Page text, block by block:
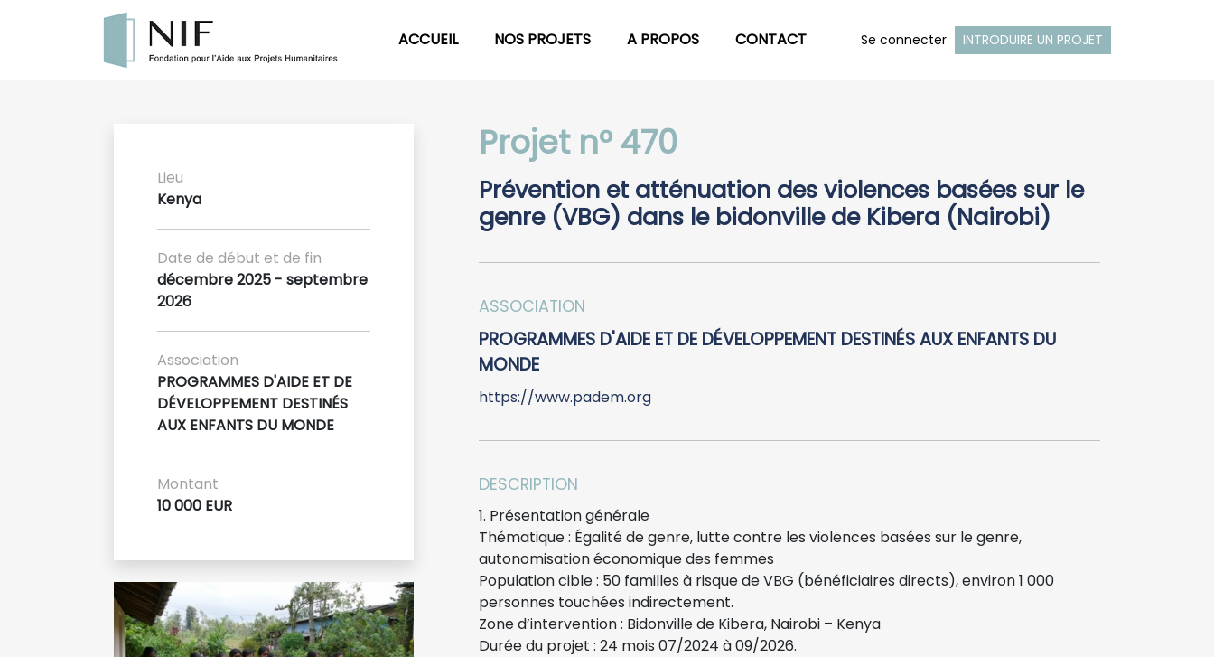
ACCUEIL NOS PROJETS A PROPOS CONTACT Se connecter INTRODUIRE UN PROJET
Lieu
Kenya
Date de début et de fin
décembre 2025 - septembre
2026
Association
PROGRAMMES D'AIDE ET DE
DÉVELOPPEMENT DESTINÉS
AUX ENFANTS DU MONDE
Montant
10 000 EUR
Projet n° 470
Prévention et atténuation des violences basées sur le
genre (VBG) dans le bidonville de Kibera (Nairobi)
ASSOCIATION
PROGRAMMES D'AIDE ET DE DÉVELOPPEMENT DESTINÉS AUX ENFANTS DU
MONDE
https://www.padem.org
DESCRIPTION
1. Présentation générale
Thématique : Égalité de genre, lutte contre les violences basées sur le genre,
autonomisation économique des femmes
Population cible : 50 familles à risque de VBG (bénéficiaires directs), environ 1 000
personnes touchées indirectement.
Zone d’intervention : Bidonville de Kibera, Nairobi – Kenya
Durée du projet : 24 mois 07/2024 à 09/2026.